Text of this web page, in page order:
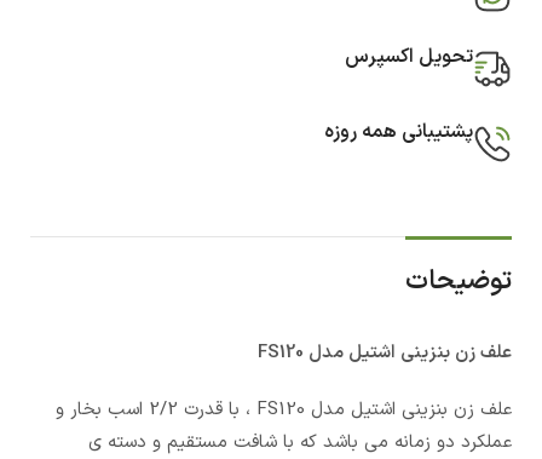
تحویل اکسپرس
پشتیبانی همه روزه
توضیحات
علف زن بنزینی اشتیل مدل FS120
علف زن بنزینی اشتیل مدل FS120 ، با قدرت 2/2 اسب بخار و
عملکرد دو زمانه می باشد که با شافت مستقیم و دسته ی